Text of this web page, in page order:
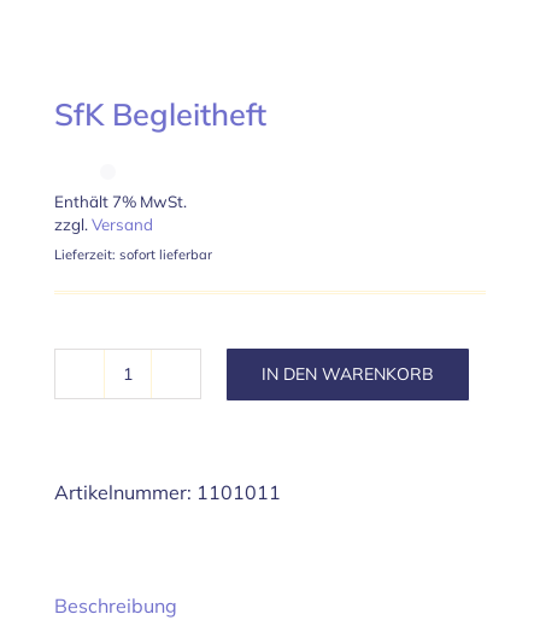
SfK Begleitheft
Enthält 7% MwSt.
zzgl. Versand
Lieferzeit: sofort lieferbar
SfK
IN DEN WARENKORB
Artikelnummer: 1101011
Beschreibung